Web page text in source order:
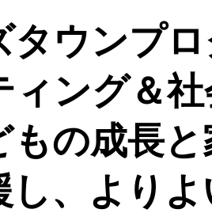
タウンプ
ィング＆
もの成長
し、より